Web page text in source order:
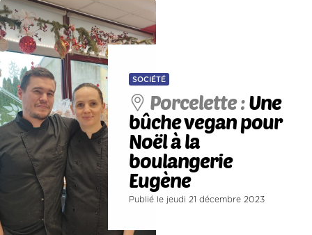
SOCIÉTÉ
Porcelette :Une
bûche vegan pour
Noël à la
boulangerie
Eugène
Publié le jeudi 21 décembre 2023